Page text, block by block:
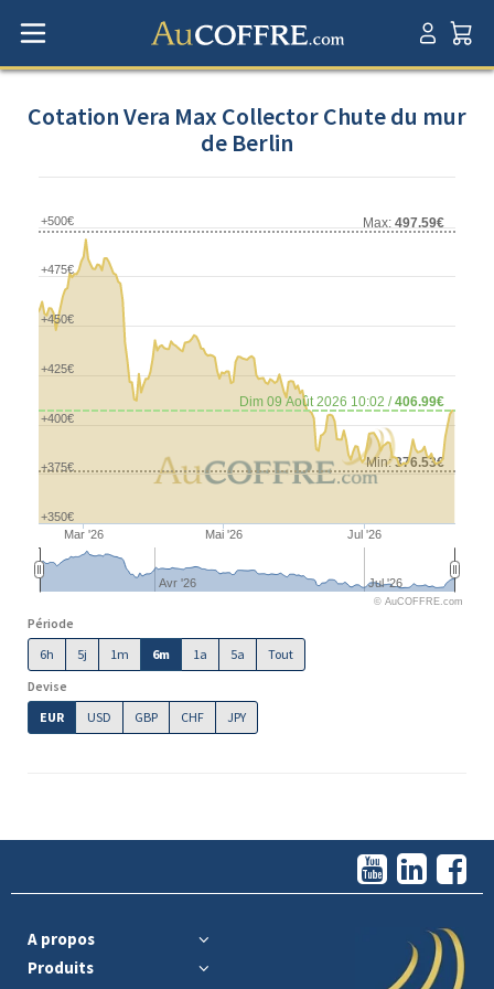
Cotation Vera Max Collector Chute du mur
de Berlin
Min:376.53€
Max: 497.59€
Dim 09 Août 2026 10:02 /406.99€
Mar '26 Mai '26 Jul '26
Avr '26 Jul '26
+350€
+375€
+400€
+425€
+450€
+475€
+500€
© AuCOFFRE.com
Période
6h
5j 1m 6m 1a 5a
Tout
Devise
EUR
USD GBP CHF JPY
A propos
Produits